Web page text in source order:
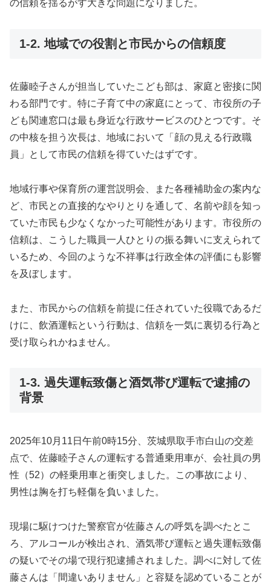
の信頼を揺るがす大きな問題になりました。
1-2. 地域での役割と市民からの信頼度
佐藤睦子さんが担当していたこども部は、家庭と密接に関
わる部門です。特に子育て中の家庭にとって、市役所の子
ども関連窓口は最も身近な行政サービスのひとつです。そ
の中核を担う次長は、地域において「顔の見える行政職
員」として市民の信頼を得ていたはずです。
地域行事や保育所の運営説明会、また各種補助金の案内な
ど、市民との直接的なやりとりを通して、名前や顔を知っ
ていた市民も少なくなかった可能性があります。市役所の
信頼は、こうした職員一人ひとりの振る舞いに支えられて
いるため、今回のような不祥事は行政全体の評価にも影響
を及ぼします。
また、市民からの信頼を前提に任されていた役職であるだ
けに、飲酒運転という行動は、信頼を一気に裏切る行為と
受け取られかねません。
1-3. 過失運転致傷と酒気帯び運転で逮捕の
背景
2025年10月11日午前0時15分、茨城県取手市白山の交差
点で、佐藤睦子さんの運転する普通乗用車が、会社員の男
性（52）の軽乗用車と衝突しました。この事故により、
男性は胸を打ち軽傷を負いました。
現場に駆けつけた警察官が佐藤さんの呼気を調べたとこ
ろ、アルコールが検出され、酒気帯び運転と過失運転致傷
の疑いでその場で現行犯逮捕されました。調べに対して佐
藤さんは「間違いありません」と容疑を認めていることが